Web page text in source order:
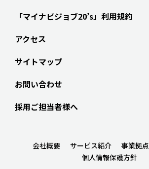
「マイナビジョブ20’s」利用規約
アクセス
サイトマップ
お問い合わせ
採用ご担当者様へ
会社概要 サービス紹介 事業拠点
個人情報保護方針